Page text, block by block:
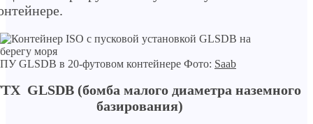
ПУ GLSDB в 20-футовом контейнере Фото: Saab
GLSDB (бомба малого диаметра наземного
базирования)